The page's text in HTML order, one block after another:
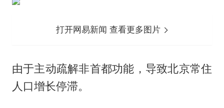
打开网易新闻 查看更多图片
由于主动疏解非首都功能，导致北京常住
人口增长停滞。